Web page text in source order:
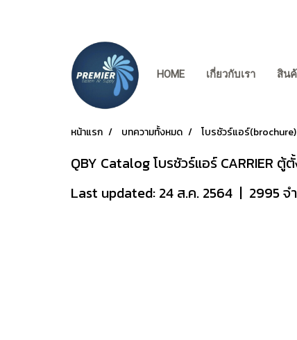
HOME เกี่ยวกับเรา สิน
หน้าแรก บทความทั้งหมด โบรชัวร์แอร์(brochure)
QBY Catalog โบรชัวร์แอร์ CARRIER ตู้
Last updated: 24 ส.ค. 2564 | 2995 จ